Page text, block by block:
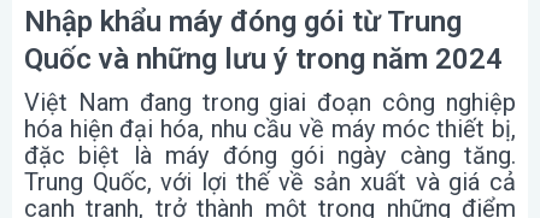
Nhập khẩu máy đóng gói từ Trung
Quốc và những lưu ý trong năm 2024
Việt Nam đang trong giai đoạn công nghiệp
hóa hiện đại hóa, nhu cầu về máy móc thiết bị,
đặc biệt là máy đóng gói ngày càng tăng.
Trung Quốc, với lợi thế về sản xuất và giá cả
cạnh tranh, trở thành một trong những điểm